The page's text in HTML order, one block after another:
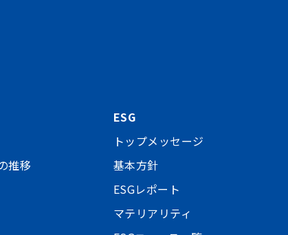
推移
ESG
トップメッセージ
基本方針
ESGレポート
マテリアリティ